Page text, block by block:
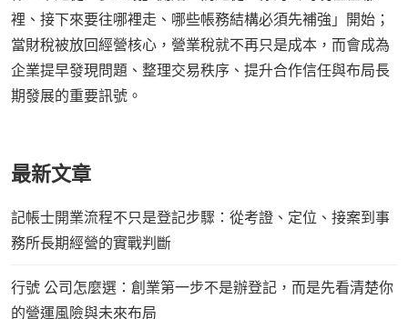
裡、接下來要往哪裡走、哪些帳務結構必須先補強」開始；
當財稅被放回經營核心，營業稅就不再只是成本，而會成為
企業提早發現問題、整理交易秩序、提升合作信任與布局長
期發展的重要訊號。
最新文章
記帳士開業流程不只是登記步驟：從考證、定位、接案到事
務所長期經營的實戰判斷
行號 公司怎麼選：創業第一步不是辦登記，而是先看清楚你
的營運風險與未來布局